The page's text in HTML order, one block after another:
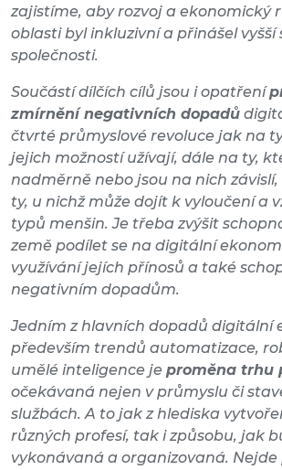
zajistíme, aby rozvoj a ekonomický
oblasti byl inkluzivní a přinášel vyšší
společnosti.
Součástí dílčích cílů jsou i opatření
zmírnění negativních dopadů
čtvrté průmyslové revoluce jak na
jejich možností užívají, dále na ty,
nadměrně nebo jsou na nich
ty, u nichž může dojít k vyloučení a
typů menšin. Je třeba zvýšit
země podílet se na digitální
využívání jejích přínosů a také
negativním dopadům.
Jedním z hlavních dopadů digitální
především trendů automatizace,
umělé inteligence je proměna trhu
očekávaná nejen v průmyslu či
službách. A to jak z hlediska
různých profesí, tak i způsobu, jak
vykonávaná a organizovaná.